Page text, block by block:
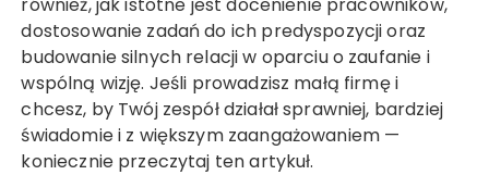
dostosowanie zadań do ich predyspozycji oraz
budowanie silnych relacji w oparciu o zaufanie i
wspólną wizję. Jeśli prowadzisz małą firmę i
chcesz, by Twój zespół działał sprawniej, bardziej
świadomie i z większym zaangażowaniem —
koniecznie przeczytaj ten artykuł.